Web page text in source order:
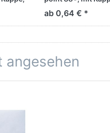
rot
ab 0,64 € *
angesehen